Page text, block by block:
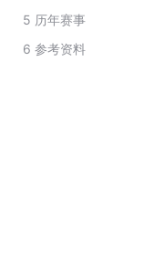
5 历年赛事
6 参考资料